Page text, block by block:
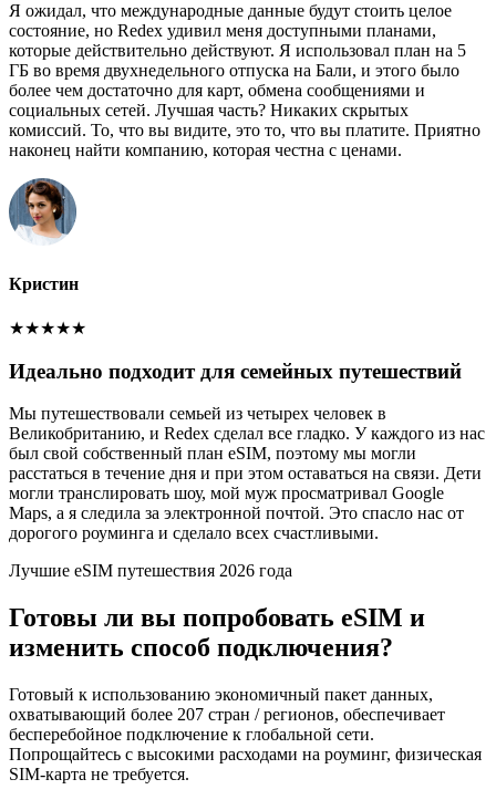
Я ожидал, что международные данные будут стоить целое
состояние, но Redex удивил меня доступными планами,
которые действительно действуют. Я использовал план на 5
ГБ во время двухнедельного отпуска на Бали, и этого было
более чем достаточно для карт, обмена сообщениями и
социальных сетей. Лучшая часть? Никаких скрытых
комиссий. То, что вы видите, это то, что вы платите. Приятно
наконец найти компанию, которая честна с ценами.
Кристин
★★★★★
Идеально подходит для семейных путешествий
Мы путешествовали семьей из четырех человек в
Великобританию, и Redex сделал все гладко. У каждого из нас
был свой собственный план eSIM, поэтому мы могли
расстаться в течение дня и при этом оставаться на связи. Дети
могли транслировать шоу, мой муж просматривал Google
Maps, а я следила за электронной почтой. Это спасло нас от
дорогого роуминга и сделало всех счастливыми.
Лучшие eSIM путешествия 2026 года
Готовы ли вы попробовать eSIM и
изменить способ подключения?
Готовый к использованию экономичный пакет данных,
охватывающий более 207 стран / регионов, обеспечивает
бесперебойное подключение к глобальной сети.
Попрощайтесь с высокими расходами на роуминг, физическая
SIM-карта не требуется.